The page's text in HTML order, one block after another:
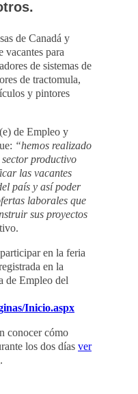
de Canadá y
vacantes para
de sistemas de
de tractomula,
y pintores
de Empleo y
“hemos realizado
productivo
las vacantes
país y así poder
laborales que
sus proyectos
en la feria
en la
de Empleo del
Inicio.aspx
conocer cómo
los dos días ver
.